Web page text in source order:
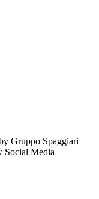
Gruppo Spaggiari
Social Media